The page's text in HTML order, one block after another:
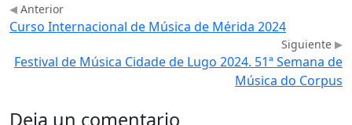
Anterior
Curso Internacional de Música de Mérida 2024
Siguiente
Festival de Música Cidade de Lugo 2024. 51ª Semana de
Música do Corpus
Deja un comentario